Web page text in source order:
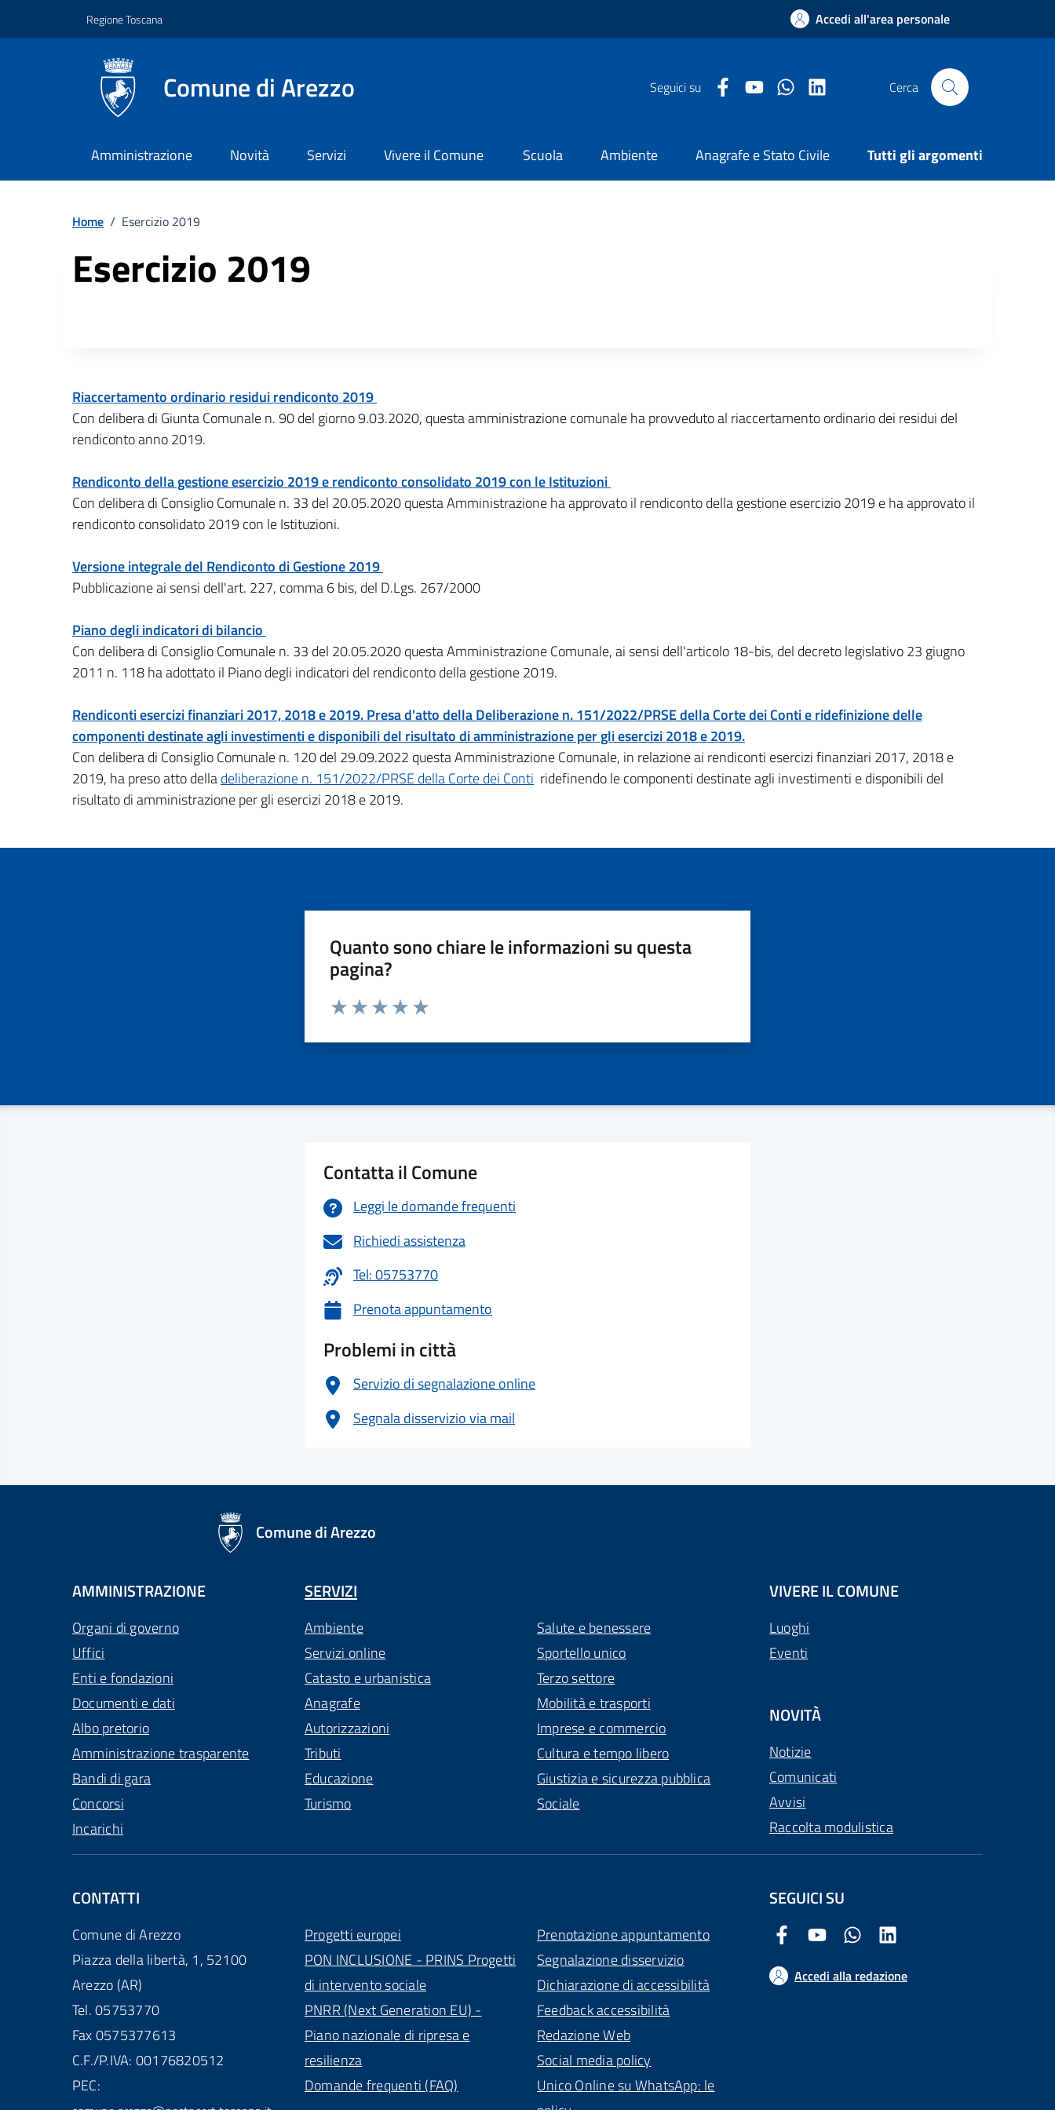
Regione Toscana Accedi all'area personale
Comune di Arezzo Seguici su Facebook Comune di Arezzo
Youtube Comune di Arezzo
Twitter Comune di Arezzo
LinkedIn Comune di Arezzo
Cerca
Amministrazione Novità Servizi Vivere il Comune Scuola Ambiente Anagrafe e Stato Civile Tutti gli argomenti
Home / Esercizio 2019
Esercizio 2019
Descrizione completa
Riaccertamento ordinario residui rendiconto 2019
Con delibera di Giunta Comunale n. 90 del giorno 9.03.2020, questa amministrazione comunale ha provveduto al riaccertamento ordinario dei residui del
rendiconto anno 2019.
Rendiconto della gestione esercizio 2019 e rendiconto consolidato 2019 con le Istituzioni
Con delibera di Consiglio Comunale n. 33 del 20.05.2020 questa Amministrazione ha approvato il rendiconto della gestione esercizio 2019 e ha approvato il
rendiconto consolidato 2019 con le Istituzioni.
Versione integrale del Rendiconto di Gestione 2019
Pubblicazione ai sensi dell'art. 227, comma 6 bis, del D.Lgs. 267/2000
Piano degli indicatori di bilancio
Con delibera di Consiglio Comunale n. 33 del 20.05.2020 questa Amministrazione Comunale, ai sensi dell'articolo 18-bis, del decreto legislativo 23 giugno
2011 n. 118 ha adottato il Piano degli indicatori del rendiconto della gestione 2019.
Rendiconti esercizi finanziari 2017, 2018 e 2019. Presa d'atto della Deliberazione n. 151/2022/PRSE della Corte dei Conti e ridefinizione delle
componenti destinate agli investimenti e disponibili del risultato di amministrazione per gli esercizi 2018 e 2019.
Con delibera di Consiglio Comunale n. 120 del 29.09.2022 questa Amministrazione Comunale, in relazione ai rendiconti esercizi finanziari 2017, 2018 e
2019, ha preso atto delladeliberazione n. 151/2022/PRSE della Corte dei Conti ridefinendo le componenti destinate agli investimenti e disponibili del
risultato di amministrazione per gli esercizi 2018 e 2019.
Quanto sono chiare le informazioni su questa
pagina?
Valuta da 1 a 5 stelle la pagina
Contatta il Comune
Leggi le domande frequenti
Richiedi assistenza
Tel: 05753770
Prenota appuntamento
Problemi in città
Servizio di segnalazione online
Segnala disservizio via mail
Comune di Arezzo
AMMINISTRAZIONE
Organi di governo
Uffici
Enti e fondazioni
Documenti e dati
Albo pretorio
Amministrazione trasparente
Bandi di gara
Concorsi
Incarichi
SERVIZI
Ambiente
Servizi online
Catasto e urbanistica
Anagrafe
Autorizzazioni
Tributi
Educazione
Turismo
Salute e benessere
Sportello unico
Terzo settore
Mobilità e trasporti
Imprese e commercio
Cultura e tempo libero
Giustizia e sicurezza pubblica
Sociale
VIVERE IL COMUNE
Luoghi
Eventi
NOVITÀ
Notizie
Comunicati
Avvisi
Raccolta modulistica
CONTATTI
Comune di Arezzo
Piazza della libertà, 1, 52100
Arezzo (AR)
Tel. 05753770
Fax 0575377613
C.F./P.IVA: 00176820512
PEC:
Progetti europei
PON INCLUSIONE - PRINS Progetti
di intervento sociale
PNRR (Next Generation EU) -
Piano nazionale di ripresa e
resilienza
Domande frequenti (FAQ)
Prenotazione appuntamento
Segnalazione disservizio
Dichiarazione di accessibilità
Feedback accessibilità
Redazione Web
Social media policy
Unico Online su WhatsApp: le
SEGUICI SU
Facebook Comune di Arezzo
Youtube Comune di Arezzo
Twitter Comune di Arezzo
Accedi alla redazione